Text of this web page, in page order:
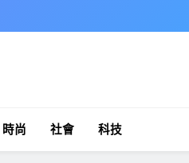
時尚 社會 科技